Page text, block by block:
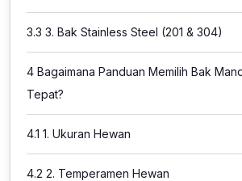
3.3 3. Bak Stainless Steel (201 & 304)
4 Bagaimana Panduan Memilih Bak
Tepat?
4.1 1. Ukuran Hewan
4.2 2. Temperamen Hewan